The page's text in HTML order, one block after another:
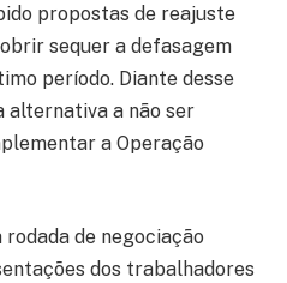
propostas de reajuste
sequer a defasagem
período. Diante desse
alternativa a não ser
a Operação
rodada de negociação
dos trabalhadores